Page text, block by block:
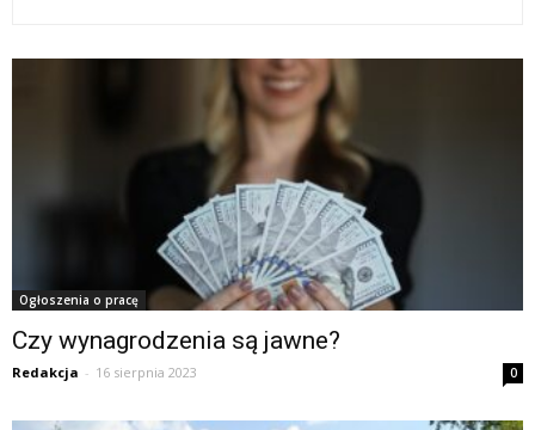
Ogłoszenia o pracę
Czy wynagrodzenia są jawne?
Redakcja - 16 sierpnia 2023 0